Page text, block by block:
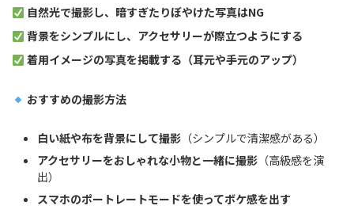
自然光で撮影し、暗すぎたりぼやけた写真はNG
背景をシンプルにし、アクセサリーが際立つようにする
着用イメージの写真を掲載する（耳元や手元のアップ）
おすすめの撮影方法
白い紙や布を背景にして撮影 （シンプルで清潔感がある）
アクセサリーをおしゃれな小物と一緒に撮影 （高級感を演
出）
スマホのポートレートモードを使ってボケ感を出す